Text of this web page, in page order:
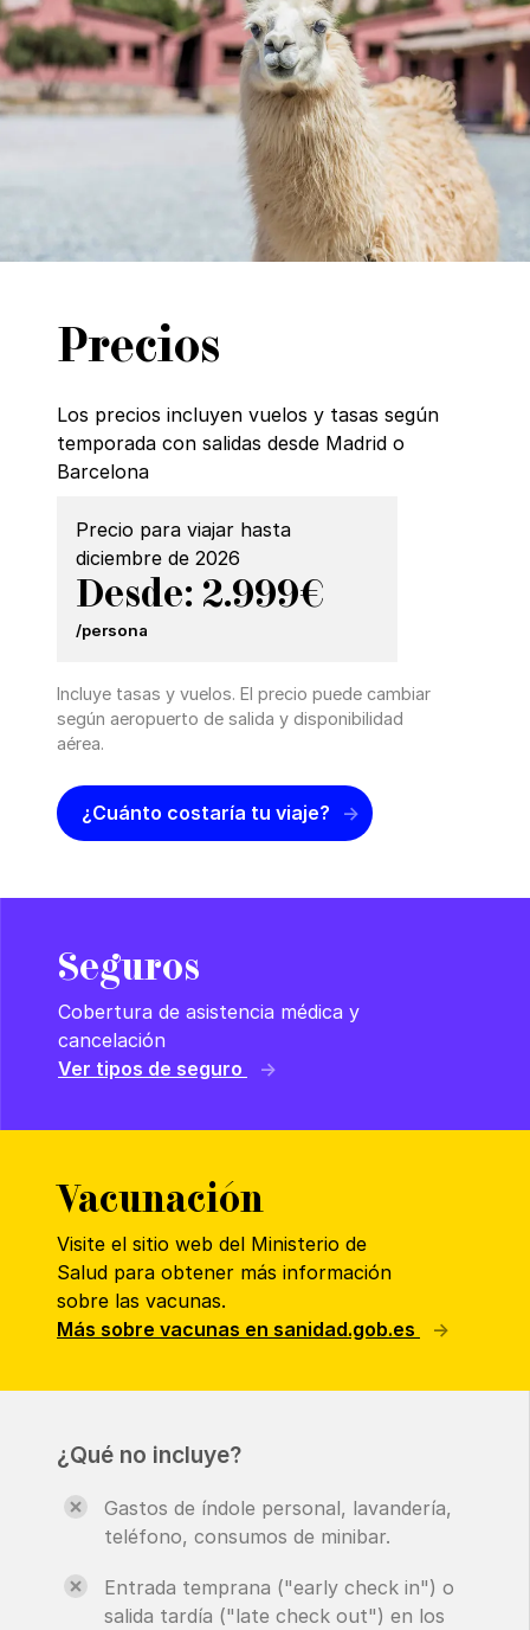
Precios
Los precios incluyen vuelos y tasas según
temporada con salidas desde Madrid o
Barcelona
Precio para viajar hasta
diciembre de 2026
Desde: 2.999€
/persona
Incluye tasas y vuelos. El precio puede cambiar
según aeropuerto de salida y disponibilidad
aérea.
¿Cuánto costaría tu viaje?
Seguros
Cobertura de asistencia médica y
cancelación
Ver tipos de seguro
Vacunación
Visite el sitio web del Ministerio de
Salud para obtener más información
sobre las vacunas.
Más sobre vacunas en sanidad.gob.es
¿Qué no incluye?
Gastos de índole personal, lavandería,
teléfono, consumos de minibar.
Entrada temprana ("early check in") o
salida tardía ("late check out") en los